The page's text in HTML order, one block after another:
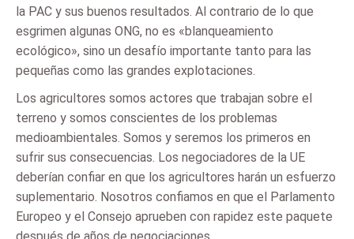
la PAC y sus buenos resultados. Al contrario de lo que
esgrimen algunas ONG, no es «blanqueamiento
ecológico», sino un desafío importante tanto para las
pequeñas como las grandes explotaciones.
Los agricultores somos actores que trabajan sobre el
terreno y somos conscientes de los problemas
medioambientales. Somos y seremos los primeros en
sufrir sus consecuencias. Los negociadores de la UE
deberían confiar en que los agricultores harán un esfuerzo
suplementario. Nosotros confiamos en que el Parlamento
Europeo y el Consejo aprueben con rapidez este paquete